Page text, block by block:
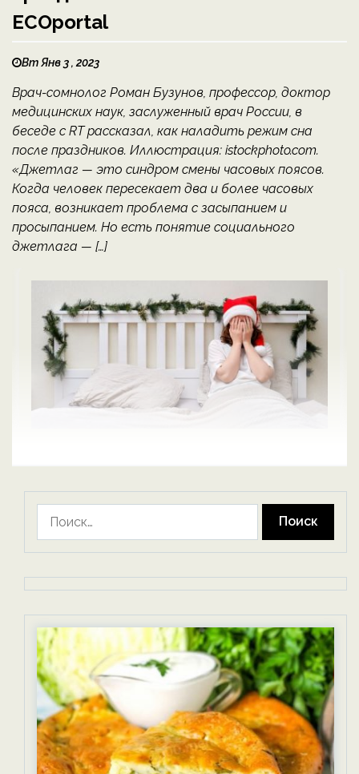
ECOportal
Вт Янв 3 , 2023
Врач-сомнолог Роман Бузунов, профессор, доктор
медицинских наук, заслуженный врач России, в
беседе с RT рассказал, как наладить режим сна
после праздников. Иллюстрация: istockphoto.com.
«Джетлаг — это синдром смены часовых поясов.
Когда человек пересекает два и более часовых
пояса, возникает проблема с засыпанием и
просыпанием. Но есть понятие социального
джетлага — […]